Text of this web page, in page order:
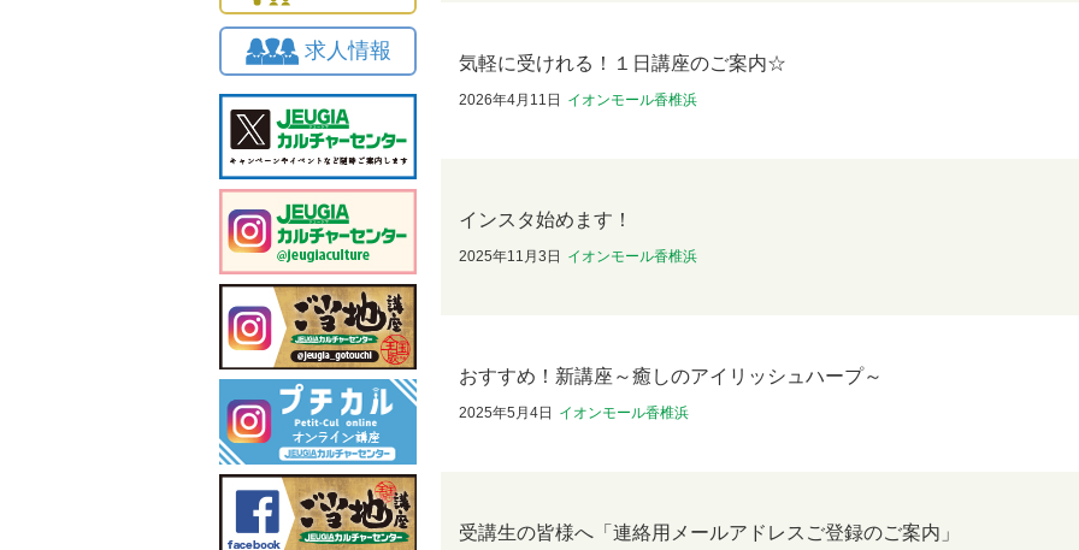
求人情報
気軽に受けれる！１日講座のご案内☆
2026年4月11日 イオンモール香椎浜
インスタ始めます！
2025年11月3日 イオンモール香椎浜
おすすめ！新講座～癒しのアイリッシュハープ～
2025年5月4日 イオンモール香椎浜
受講生の皆様へ「連絡用メールアドレスご登録のご案内」